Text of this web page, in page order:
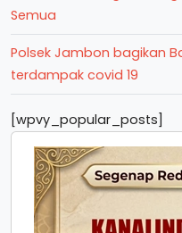
Semua
Polsek Jambon bagikan
terdampak covid 19
[wpvy_popular_posts]